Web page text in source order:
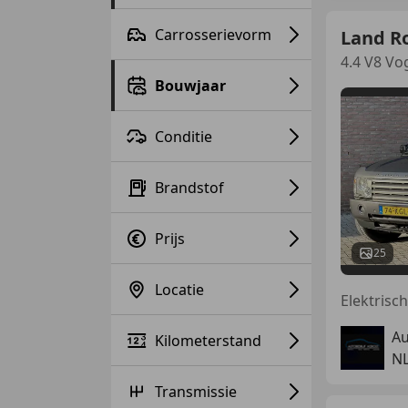
Carrosserievorm
Bouwjaar
Conditie
Brandstof
Prijs
Locatie
Kilometerstand
Transmissie
Land
4.4 V8
25